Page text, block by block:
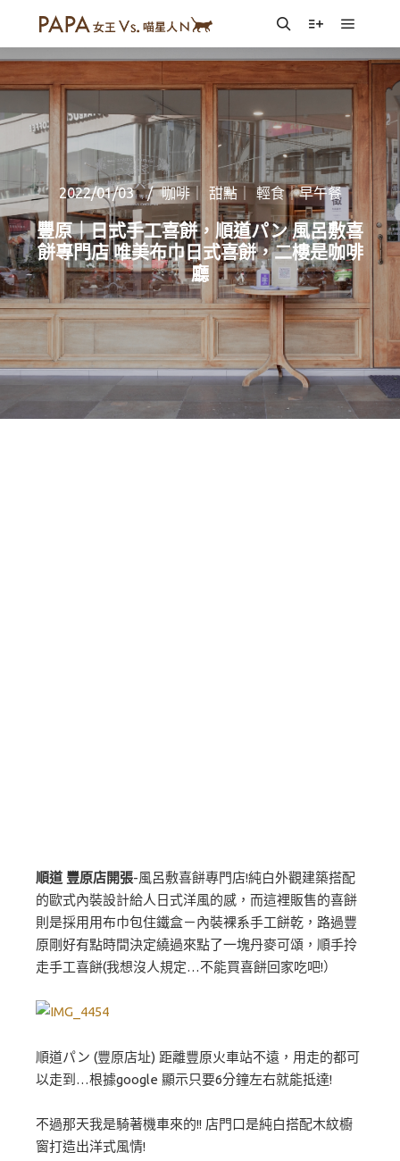
SearchMore info
Main
2022/01/03 咖啡｜ 甜點｜ 輕食｜早午餐
豐原｜日式手工喜餅，順道パン 風呂敷喜
餅專門店 唯美布巾日式喜餅，二樓是咖啡
廳
順道 豐原店開張-風呂敷喜餅專門店!純白外觀建築搭配
的歐式內裝設計給人日式洋風的感，而這裡販售的喜餅
則是採用用布巾包住鐵盒－內裝裸系手工餅乾，路過豐
原剛好有點時間決定繞過來點了一塊丹麥可頌，順手拎
走手工喜餅(我想沒人規定…不能買喜餅回家吃吧!）
順道パン (豐原店址) 距離豐原火車站不遠，用走的都可
以走到…根據google 顯示只要6分鐘左右就能抵達!
不過那天我是騎著機車來的!! 店門口是純白搭配木紋櫥
窗打造出洋式風情!